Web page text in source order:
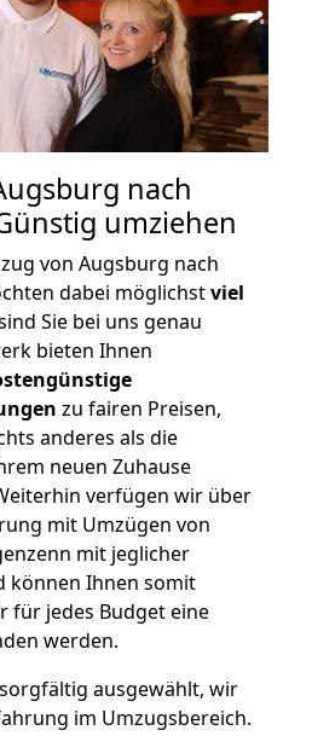
nach
umziehen
von Augsburg nach
dabei möglichstviel
Sie bei uns genau
bieten Ihnen
zu fairen Preisen,
anderes als die
neuen Zuhause
verfügen wir über
mit Umzügen von
mit jeglicher
können Ihnen somit
für jedes Budget eine
werden.
ausgewählt, wir
im Umzugsbereich.